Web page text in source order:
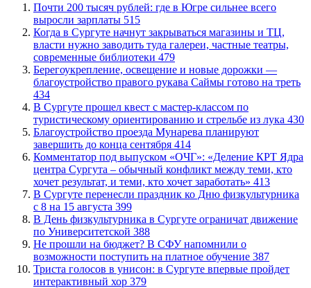
​Почти 200 тысяч рублей: где в Югре сильнее всего
выросли зарплаты 515
​Когда в Сургуте начнут закрываться магазины и ТЦ,
власти нужно заводить туда галереи, частные театры,
современные библиотеки 479
Берегоукрепление, освещение и новые дорожки —
благоустройство правого рукава Саймы готово на треть
434
В Сургуте прошел квест с мастер-классом по
туристическому ориентированию и стрельбе из лука 430
Благоустройство проезда Мунарева планируют
завершить до конца сентября 414
​Комментатор под выпуском «ОЧГ»: «Деление КРТ Ядра
центра Сургута – обычный конфликт между теми, кто
хочет результат, и теми, кто хочет заработать» 413
​В Сургуте перенесли праздник ко Дню физкультурника
с 8 на 15 августа 399
​В День физкультурника в Сургуте ограничат движение
по Университетской 388
Не прошли на бюджет? В СФУ напомнили о
возможности поступить на платное обучение 387
​Триста голосов в унисон: в Сургуте впервые пройдет
интерактивный хор 379